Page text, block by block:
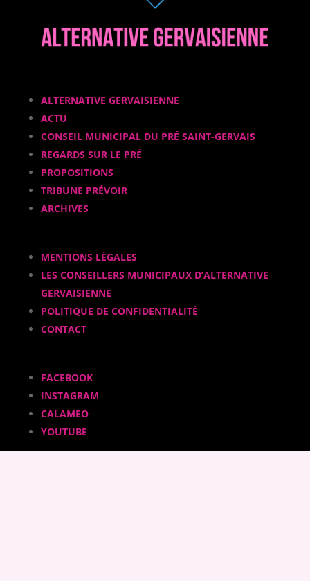
ALTERNATIVE GERVAISIENNE
ACTU
CONSEIL MUNICIPAL DU PRÉ SAINT-GERVAIS
REGARDS SUR LE PRÉ
PROPOSITIONS
TRIBUNE PRÉVOIR
ARCHIVES
MENTIONS LÉGALES
LES CONSEILLERS MUNICIPAUX D’ALTERNATIVE
GERVAISIENNE
POLITIQUE DE CONFIDENTIALITÉ
CONTACT
FACEBOOK
INSTAGRAM
CALAMEO
YOUTUBE